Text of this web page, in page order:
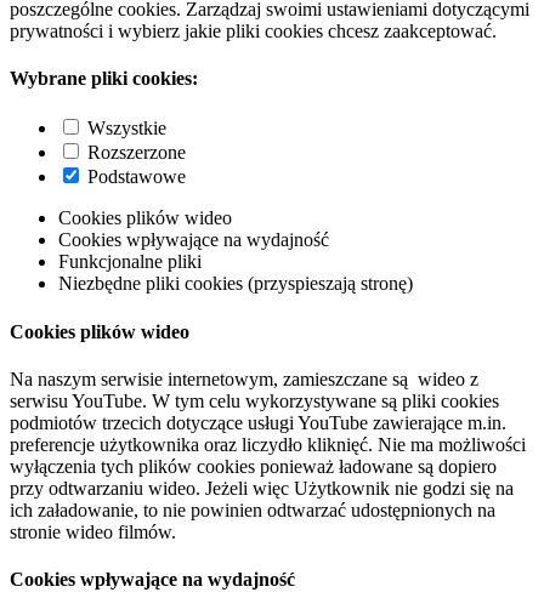
poszczególne cookies. Zarządzaj swoimi ustawieniami dotyczącymi
prywatności i wybierz jakie pliki cookies chcesz zaakceptować.
Wybrane pliki cookies:
Wszystkie
Rozszerzone
Podstawowe
Cookies plików wideo
Cookies wpływające na wydajność
Funkcjonalne pliki
Niezbędne pliki cookies (przyspieszają stronę)
Cookies plików wideo
Na naszym serwisie internetowym, zamieszczane są wideo z
serwisu YouTube. W tym celu wykorzystywane są pliki cookies
podmiotów trzecich dotyczące usługi YouTube zawierające m.in.
preferencje użytkownika oraz liczydło kliknięć. Nie ma możliwości
wyłączenia tych plików cookies ponieważ ładowane są dopiero
przy odtwarzaniu wideo. Jeżeli więc Użytkownik nie godzi się na
ich załadowanie, to nie powinien odtwarzać udostępnionych na
stronie wideo filmów.
Cookies wpływające na wydajność